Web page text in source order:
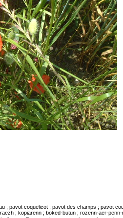
pavot coquelicot ; pavot des champs ; pavot
; kopiarenn ; boked-butun ; rozenn-aer-